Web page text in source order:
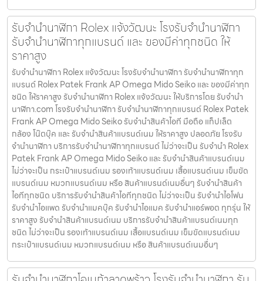
รับจำนำนาฬิกา Rolex แจ้งวัฒนะ โรงรับจำนำนาฬิกา
รับจำนำนาฬิกาทุกแบรนด์ และ ของมีค่าทุกชนิด ให้
ราคาสูง
รับจำนำนาฬิกา Rolex แจ้งวัฒนะ โรงรับจำนำนาฬิกา รับจำนำนาฬิกาทุก
แบรนด์ Rolex Patek Frank AP Omega Mido Seiko และ ของมีค่าทุก
ชนิด ให้ราคาสูง รับจำนำนาฬิกา Rolex แจ้งวัฒนะ ให้บริการโดย รับจํานํา
นาฬิกา.com โรงรับจำนำนาฬิกา รับจำนำนาฬิกาทุกแบรนด์ Rolex Patek
Frank AP Omega Mido Seiko รับจำนำสินค้าไอที มือถือ แท็ปเล็ต
กล้อง โน๊ตบุ๊ค และ รับจำนำสินค้าแบรนด์เนม ให้ราคาสูง ปลอดภัย โรงรับ
จำนำนาฬิกา บริการรับจำนำนาฬิกาทุกแบรนด์ ไม่ว่าจะเป็น รับจำนำ Rolex
Patek Frank AP Omega Mido Seiko และ รับจำนำสินค้าแบรนด์เนม
ไม่ว่าจะเป็น กระเป๋าแบรนด์เนม รองเท้าแบรนด์เนม เสื้อแบรนด์เนม เข็มขัด
แบรนด์เนม หมวกแบรนด์เนม หรือ สินค้าแบรนด์เนมอื่นๆ รับจำนำสินค้า
ไอทีทุกชนิด บริการรับจำนำสินค้าไอทีทุกชนิด ไม่ว่าจะเป็น รับจำนำไอโฟน
รับจำนำไอแพด รับจำนำแมคบุ๊ค รับจำนำไอแมค รับจำนำแอร์พอต ทุกรุ่น ให้
ราคาสูง รับจำนำสินค้าแบรนด์เนม บริการรับจำนำสินค้าแบรนด์เนมทุก
ชนิด ไม่ว่าจะเป็น รองเท้าแบรนด์เนม เสื้อแบรนด์เนม เข็มขัดแบรนด์เนม
กระเป๋าแบรนด์เนม หมวกแบรนด์เนม หรือ สินค้าแบรนด์เนมอื่นๆ